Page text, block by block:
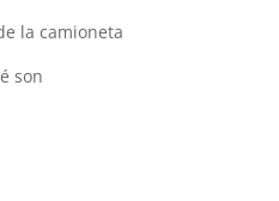
la camioneta
son